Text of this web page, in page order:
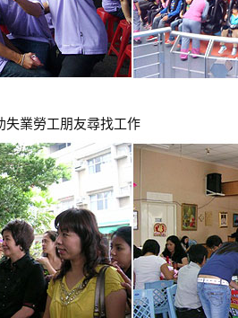
失業勞工朋友尋找工作